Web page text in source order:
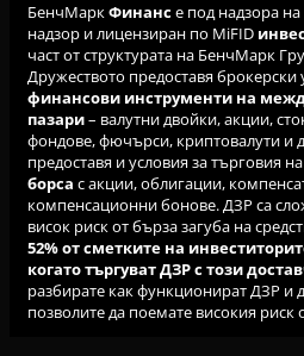
БенчМаркФинансе под надзора
надзор и лицензиран по MiFID
част от структурата на БенчМарк
Дружеството предоставя брокерски
финансови инструменти на
пазари– валутни двойки, акции,
фондове, фючърси, криптовалути и
предоставя и условия за търговия на
борса с акции, облигации,
компенсационни бонове. ДЗР са
висок риск от бърза загуба на
52% от сметките на
когато търгуват ДЗР с този
разбирате как функционират ДЗР и
позволите да поемате високия риск